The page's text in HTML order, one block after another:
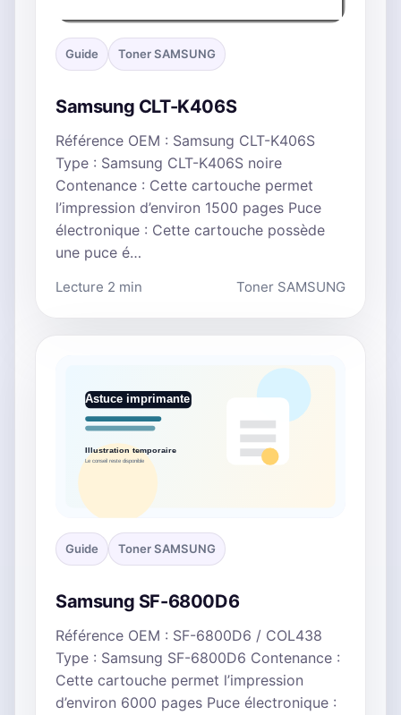
Guide Toner SAMSUNG
Samsung CLT-K406S
Référence OEM : Samsung CLT-K406S
Type : Samsung CLT-K406S noire
Contenance : Cette cartouche permet
l’impression d’environ 1500 pages Puce
électronique : Cette cartouche possède
une puce é…
Lecture 2 min Toner SAMSUNG
Guide Toner SAMSUNG
Samsung SF-6800D6
Référence OEM : SF-6800D6 / COL438
Type : Samsung SF-6800D6 Contenance :
Cette cartouche permet l’impression
d’environ 6000 pages Puce électronique :